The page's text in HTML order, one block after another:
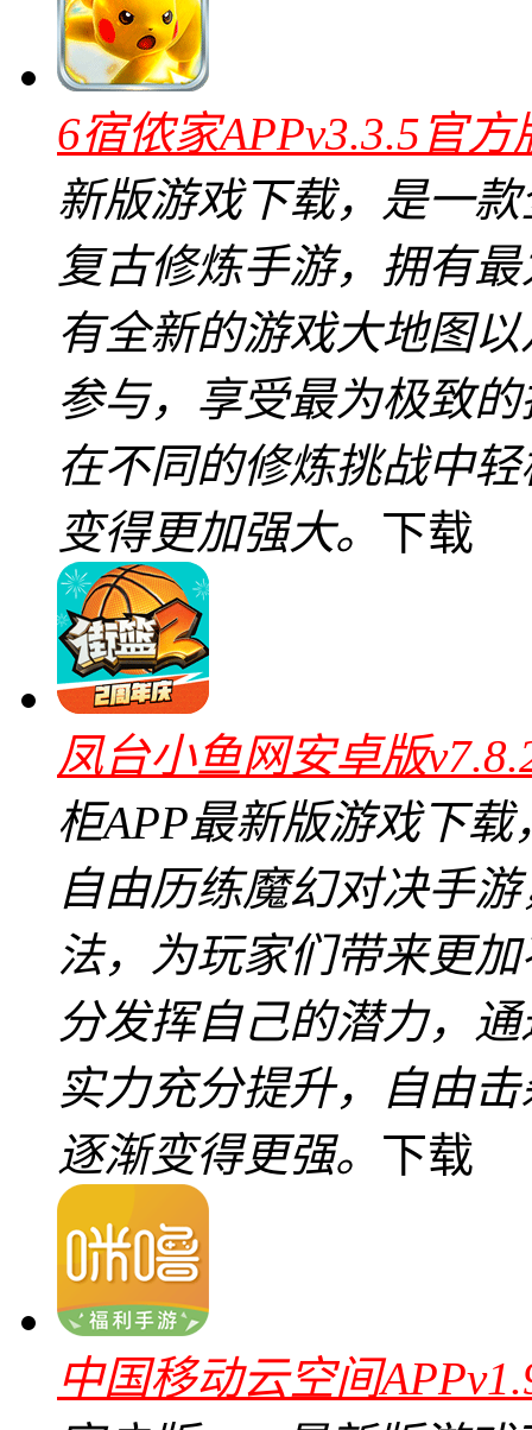
6宿侬家APPv3.3.5官方
新版游戏下载，是一
复古修炼手游，拥有
有全新的游戏大地图
参与，享受最为极致
在不同的修炼挑战中
变得更加强大。 下载
凤台小鱼网安卓版
柜APP最新版游戏下
自由历练魔幻对决手
法，为玩家们带来更
分发挥自己的潜力，
实力充分提升，自由
逐渐变得更强。 下载
中国移动云空间